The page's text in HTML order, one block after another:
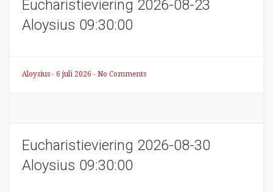
Eucharistieviering 2026-08-23
Aloysius 09:30:00
Aloysius - 6 juli 2026 - No Comments
Eucharistieviering 2026-08-30
Aloysius 09:30:00